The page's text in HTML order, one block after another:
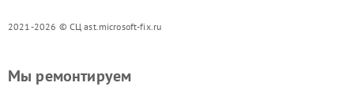
2021-2026 © СЦ ast.microsoft-fix.ru
Мы ремонтируем